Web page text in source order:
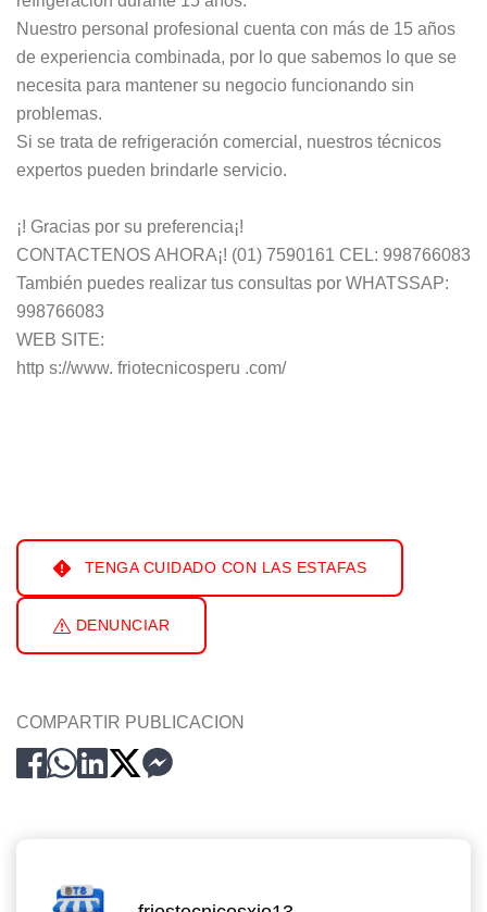
Nuestro personal profesional cuenta con más de 15 años
de experiencia combinada, por lo que sabemos lo que se
necesita para mantener su negocio funcionando sin
problemas.
Si se trata de refrigeración comercial, nuestros técnicos
expertos pueden brindarle servicio.
¡! Gracias por su preferencia¡!
CONTACTENOS AHORA¡! (01) 7590161 CEL: 998766083
También puedes realizar tus consultas por WHATSSAP:
998766083
WEB SITE:
http s://www. friotecnicosperu .com/
TENGA CUIDADO CON LAS ESTAFAS
DENUNCIAR
COMPARTIR PUBLICACION